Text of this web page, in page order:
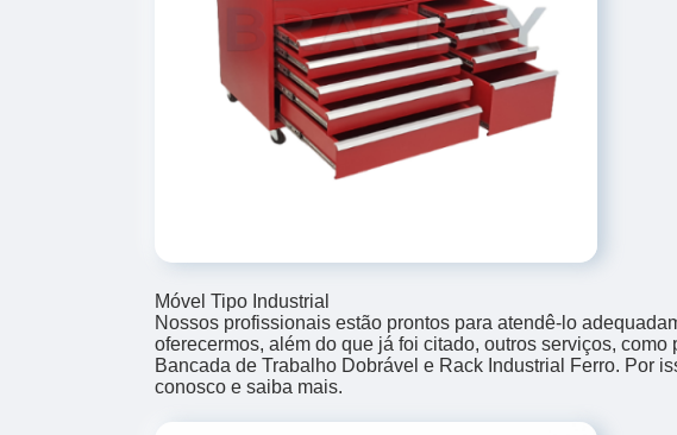
Móvel Tipo Industrial
Nossos profissionais estão prontos para atendê-lo
oferecermos, além do que já foi citado, outros serviços, como
Bancada de Trabalho Dobrável e Rack Industrial Ferro. Por
conosco e saiba mais.